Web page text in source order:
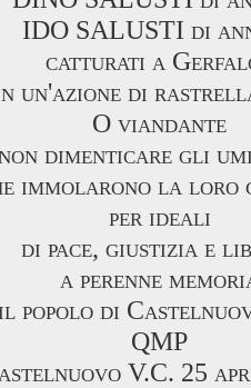
IDO SALUSTI di
catturati a
un'azione di
O viandante
dimenticare gli
immolarono la loro
per ideali
di pace, giustizia e
a perenne
popolo di
QMP
V.C. 25